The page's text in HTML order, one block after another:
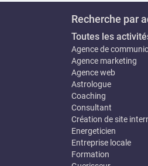
Recherche par
Toutes les
Agence de
Agence marketing
Agence web
Astrologue
Coaching
Consultant
Création de site
Energeticien
Entreprise locale
Formation